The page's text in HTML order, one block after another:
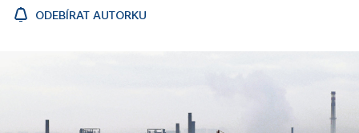
ODEBÍRAT AUTORKU